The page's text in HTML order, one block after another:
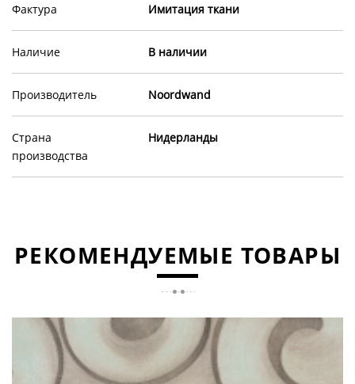
Фактура Имитация ткани
Наличие В наличии
Производитель Noordwand
Страна
производства
Нидерланды
РЕКОМЕНДУЕМЫЕ ТОВАРЫ